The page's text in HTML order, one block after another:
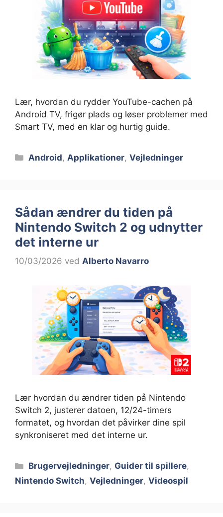
Lær, hvordan du rydder YouTube-cachen på
Android TV, frigør plads og løser problemer med
Smart TV, med en klar og hurtig guide.
Kategorier
Android, Applikationer,Vejledninger
Sådan ændrer du tiden på
Nintendo Switch 2 og udnytter
det interne ur
10/03/2026 ved Alberto Navarro
Lær hvordan du ændrer tiden på Nintendo
Switch 2, justerer datoen, 12/24-timers
formatet, og hvordan det påvirker dine spil
synkroniseret med det interne ur.
Kategorier
Brugervejledninger, Guider til spillere,
Nintendo Switch, Vejledninger, Videospil